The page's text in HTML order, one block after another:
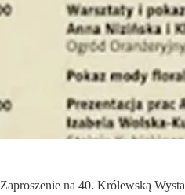
Zaproszenie na 40. Królewską